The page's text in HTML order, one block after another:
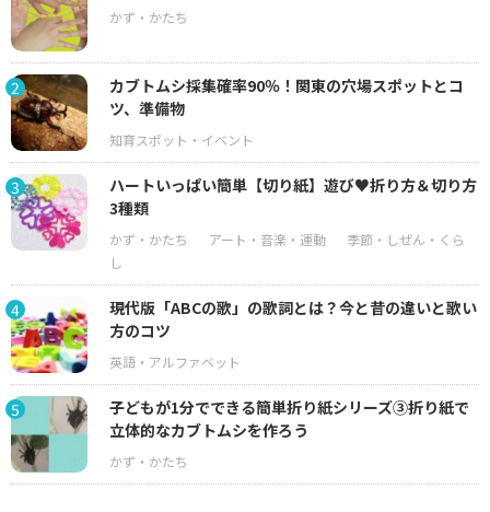
2
カブトムシ採集確率90％！関東の穴場スポットとコ
ツ、準備物
3
ハートいっぱい簡単【切り紙】遊び♥折り方＆切り方
3種類
4
現代版「ABCの歌」の歌詞とは？今と昔の違いと歌い
方のコツ
5
子どもが1分でできる簡単折り紙シリーズ③折り紙で
立体的なカブトムシを作ろう